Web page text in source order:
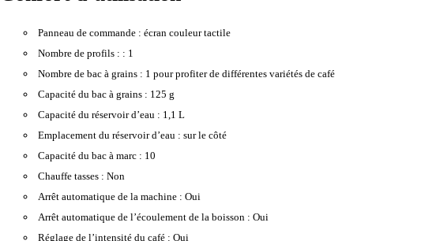
Panneau de commande : écran couleur tactile
Nombre de profils : : 1
Nombre de bac à grains : 1 pour profiter de différentes variétés de café
Capacité du bac à grains : 125 g
Capacité du réservoir d’eau : 1,1 L
Emplacement du réservoir d’eau : sur le côté
Capacité du bac à marc : 10
Chauffe tasses : Non
Arrêt automatique de la machine : Oui
Arrêt automatique de l’écoulement de la boisson : Oui
Réglage de l’intensité du café : Oui